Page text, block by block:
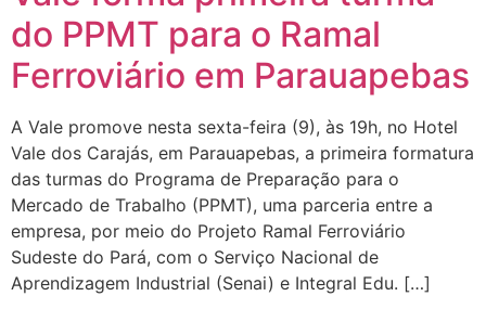
do PPMT para o Ramal
Ferroviário em Parauapebas
A Vale promove nesta sexta-feira (9), às 19h, no Hotel
Vale dos Carajás, em Parauapebas, a primeira formatura
das turmas do Programa de Preparação para o
Mercado de Trabalho (PPMT), uma parceria entre a
empresa, por meio do Projeto Ramal Ferroviário
Sudeste do Pará, com o Serviço Nacional de
Aprendizagem Industrial (Senai) e Integral Edu. […]